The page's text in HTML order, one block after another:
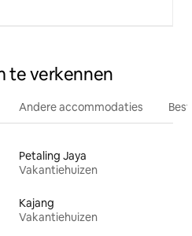
te verkennen
Andere accommodaties
Petaling Jaya
Vakantiehuizen
Kajang
Vakantiehuizen